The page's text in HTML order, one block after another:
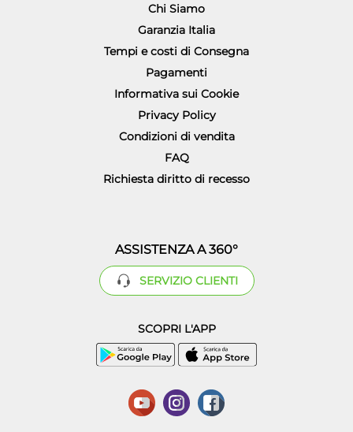
Chi Siamo
Garanzia Italia
Tempi e costi di Consegna
Pagamenti
Informativa sui Cookie
Privacy Policy
Condizioni di vendita
FAQ
Richiesta diritto di recesso
ASSISTENZA A 360°
SERVIZIO CLIENTI
SCOPRI L'APP